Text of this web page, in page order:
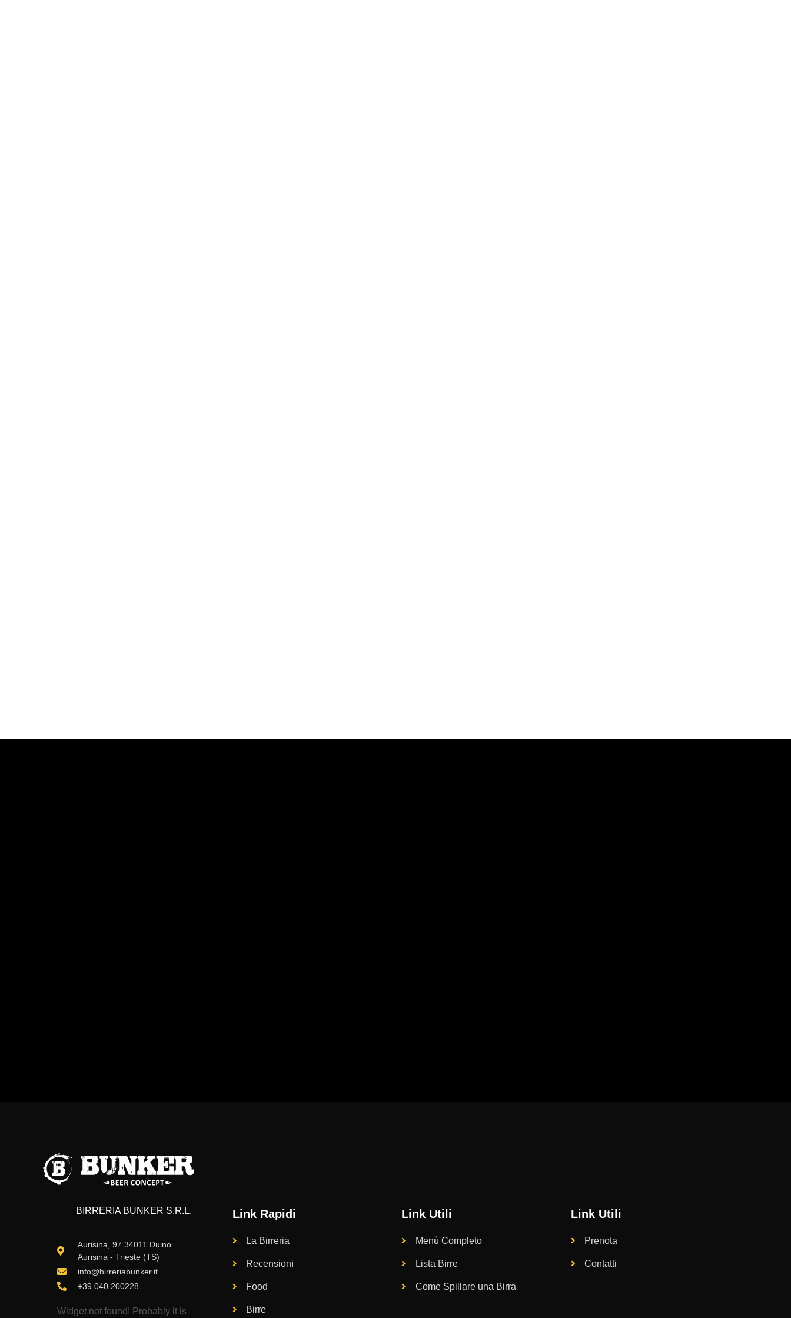
BIRRERIA BUNKER S.R.L.
Aurisina, 97 34011 Duino
Aurisina - Trieste (TS)
info@birreriabunker.it
+39.040.200228
Widget not found! Probably it is
Link Rapidi
La Birreria
Recensioni
Food
Birre
Link Utili
Menù Completo
Lista Birre
Come Spillare una Birra
Link Utili
Prenota
Contatti